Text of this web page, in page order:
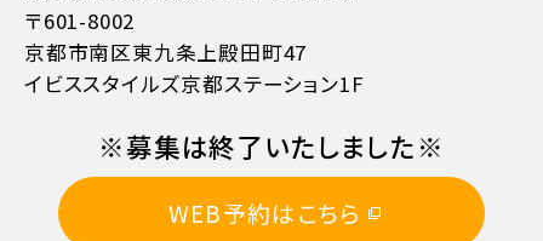
〒601-8002
京都市南区東九条上殿田町47
イビススタイルズ京都ステーション1F
※募集は終了いたしました※
WEB予約はこちら